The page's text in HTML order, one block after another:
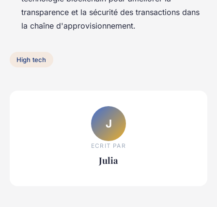
transparence et la sécurité des transactions dans
la chaîne d'approvisionnement.
High tech
J
ECRIT PAR
Julia